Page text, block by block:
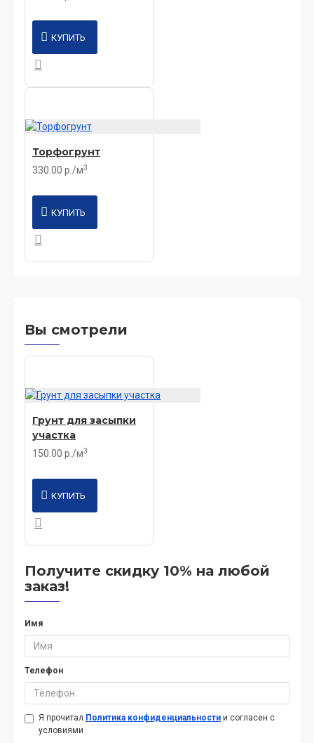
КУПИТЬ
Торфогрунт
330.00 р./м3
КУПИТЬ
Вы смотрели
Грунт для засыпки
участка
150.00 р./м3
КУПИТЬ
Получите скидку 10% на любой
заказ!
Имя
Телефон
Я прочитал Политика конфиденциальности и согласен с
условиями